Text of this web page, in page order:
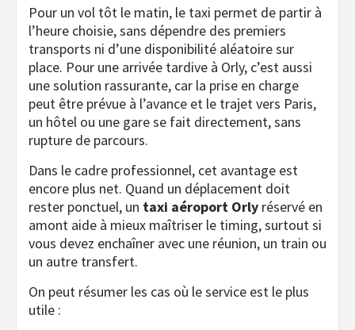
Pour un vol tôt le matin, le taxi permet de partir à
l’heure choisie, sans dépendre des premiers
transports ni d’une disponibilité aléatoire sur
place. Pour une arrivée tardive à Orly, c’est aussi
une solution rassurante, car la prise en charge
peut être prévue à l’avance et le trajet vers Paris,
un hôtel ou une gare se fait directement, sans
rupture de parcours.
Dans le cadre professionnel, cet avantage est
encore plus net. Quand un déplacement doit
rester ponctuel, un taxi aéroport Orly réservé en
amont aide à mieux maîtriser le timing, surtout si
vous devez enchaîner avec une réunion, un train ou
un autre transfert.
On peut résumer les cas où le service est le plus
utile :